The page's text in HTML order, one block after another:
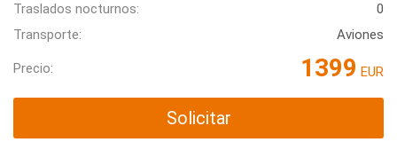
Traslados nocturnos:
0
Transporte:
Aviones
Precio: 1399 EUR
Solicitar